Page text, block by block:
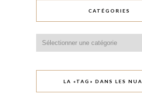
CATÉGORIES
LA «TAG» DANS LES